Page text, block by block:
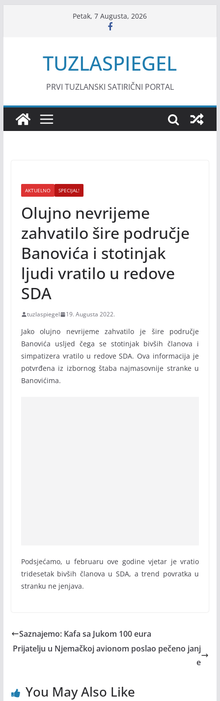
Petak, 7 Augusta, 2026
TUZLASPIEGEL
PRVI TUZLANSKI SATIRIČNI PORTAL
AKTUELNO SPECIJAL!
Olujno nevrijeme
zahvatilo šire područje
Banovića i stotinjak
ljudi vratilo u redove
SDA
tuzlaspiegel 19. Augusta 2022.
Jako olujno nevrijeme zahvatilo je šire područje
Banovića usljed čega se stotinjak bivših članova i
simpatizera vratilo u redove SDA. Ova informacija je
potvrđena iz izbornog štaba najmasovnije stranke u
Banovićima.
Podsjećamo, u februaru ove godine vjetar je vratio
tridesetak bivših članova u SDA, a trend povratka u
stranku ne jenjava.
Saznajemo: Kafa sa Jukom 100 eura
Prijatelju u Njemačkoj avionom poslao pečeno janj
e
You May Also Like